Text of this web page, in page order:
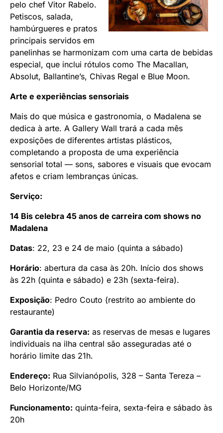
pelo chef Vitor Rabelo.
Petiscos, salada,
hambúrgueres e pratos
principais servidos em
panelinhas se harmonizam com uma carta de bebidas
especial, que inclui rótulos como The Macallan,
Absolut, Ballantine’s, Chivas Regal e Blue Moon.
Arte e experiências sensoriais
Mais do que música e gastronomia, o Madalena se
dedica à arte. A Gallery Wall trará a cada mês
exposições de diferentes artistas plásticos,
completando a proposta de uma experiência
sensorial total — sons, sabores e visuais que evocam
afetos e criam lembranças únicas.
Serviço:
14 Bis celebra 45 anos de carreira com shows no
Madalena
Datas: 22, 23 e 24 de maio (quinta a sábado)
Horário: abertura da casa às 20h. Início dos shows
às 22h (quinta e sábado) e 23h (sexta-feira).
Exposição: Pedro Couto (restrito ao ambiente do
restaurante)
Garantia da reserva: as reservas de mesas e lugares
individuais na ilha central são asseguradas até o
horário limite das 21h.
Endereço: Rua Silvianópolis, 328 – Santa Tereza –
Belo Horizonte/MG
Funcionamento: quinta-feira, sexta-feira e sábado às
20h